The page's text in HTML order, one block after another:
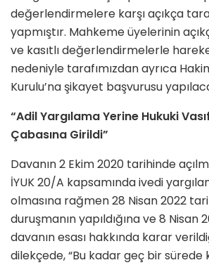
değerlendirmelere karşı açıkça
yapmıştır. Mahkeme üyelerinin
ve kasıtlı değerlendirmelerle
nedeniyle tarafımızdan ayrıca
Kurulu’na şikayet başvurusu
“Adil Yargılama Yerine Hukuki
Çabasına Girildi”
Davanın 2 Ekim 2020 tarihinde
İYUK 20/A kapsamında ivedi
olmasına rağmen 28 Nisan 2022
duruşmanın yapıldığına ve 8 Nisan
davanın esası hakkında karar
dilekçede, “Bu kadar geç bir